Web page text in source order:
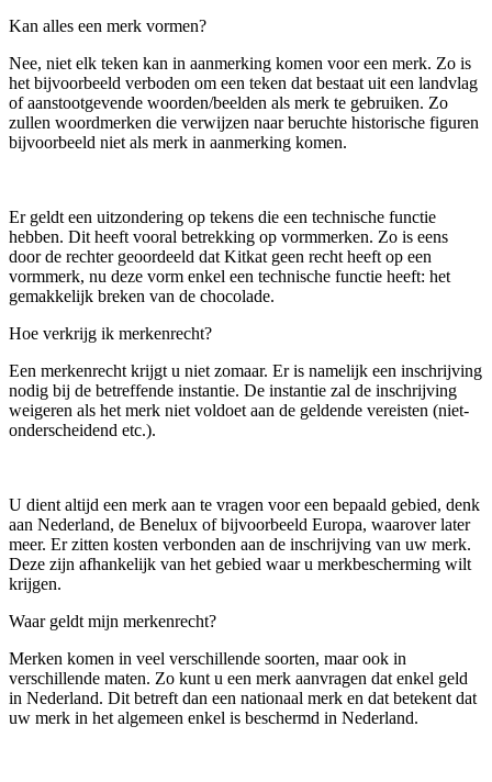
Kan alles een merk vormen?
Nee, niet elk teken kan in aanmerking komen voor een merk. Zo is
het bijvoorbeeld verboden om een teken dat bestaat uit een landvlag
of aanstootgevende woorden/beelden als merk te gebruiken. Zo
zullen woordmerken die verwijzen naar beruchte historische figuren
bijvoorbeeld niet als merk in aanmerking komen.
Er geldt een uitzondering op tekens die een technische functie
hebben. Dit heeft vooral betrekking op vormmerken. Zo is eens
door de rechter geoordeeld dat Kitkat geen recht heeft op een
vormmerk, nu deze vorm enkel een technische functie heeft: het
gemakkelijk breken van de chocolade.
Hoe verkrijg ik merkenrecht?
Een merkenrecht krijgt u niet zomaar. Er is namelijk een inschrijving
nodig bij de betreffende instantie. De instantie zal de inschrijving
weigeren als het merk niet voldoet aan de geldende vereisten (niet-
onderscheidend etc.).
U dient altijd een merk aan te vragen voor een bepaald gebied, denk
aan Nederland, de Benelux of bijvoorbeeld Europa, waarover later
meer. Er zitten kosten verbonden aan de inschrijving van uw merk.
Deze zijn afhankelijk van het gebied waar u merkbescherming wilt
krijgen.
Waar geldt mijn merkenrecht?
Merken komen in veel verschillende soorten, maar ook in
verschillende maten. Zo kunt u een merk aanvragen dat enkel geld
in Nederland. Dit betreft dan een nationaal merk en dat betekent dat
uw merk in het algemeen enkel is beschermd in Nederland.